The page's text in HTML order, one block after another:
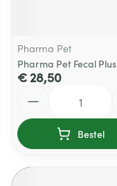
Pharma Pet
Pharma Pet Fecal
€ 28,50
Bestel